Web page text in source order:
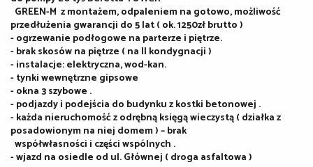
GREEN-M z montażem, odpaleniem na gotowo, możliwość
przedłużenia gwarancji do 5 lat ( ok. 1250zł brutto )
- ogrzewanie podłogowe na parterze i piętrze.
- brak skosów na piętrze ( na II kondygnacji )
- instalacje: elektryczna, wod-kan.
- tynki wewnętrzne gipsowe
- okna 3 szybowe .
- podjazdy i podejścia do budynku z kostki betonowej .
- każda nieruchomość z odrębną księgą wieczystą ( działka z
posadowionym na niej domem ) – brak
współwłasności i części wspólnych .
- wjazd na osiedle od ul. Głównej ( droga asfaltowa )